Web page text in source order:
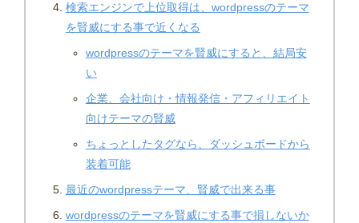
検索エンジンで上位取得は、wordpressのテーマ
を賢威にする事で近くなる
wordpressのテーマを賢威にすると、結局安
い
企業、会社向け・情報発信・アフィリエイト
向けテーマの賢威
ちょっとしたタグなら、ダッシュボードから
装着可能
最近のwordpressテーマ、賢威で出来る事
wordpressのテーマを賢威にする事で損しないか